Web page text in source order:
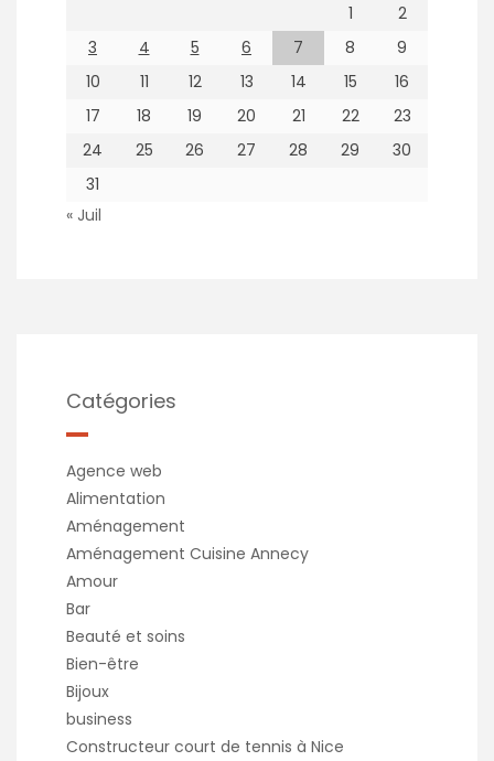
1
2
3
4 5 6 7 8
9
10
11 12 13 14 15
16
17
18 19 20 21 22
23
24
25 26 27 28 29
30
31
« Juil
Catégories
Agence web
Alimentation
Aménagement
Aménagement Cuisine Annecy
Amour
Bar
Beauté et soins
Bien-être
Bijoux
business
Constructeur court de tennis à Nice